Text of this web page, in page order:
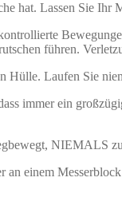
hat. Lassen Sie Ihr
führen.
Laufen Sie
immer ein
NIEMALS
einem